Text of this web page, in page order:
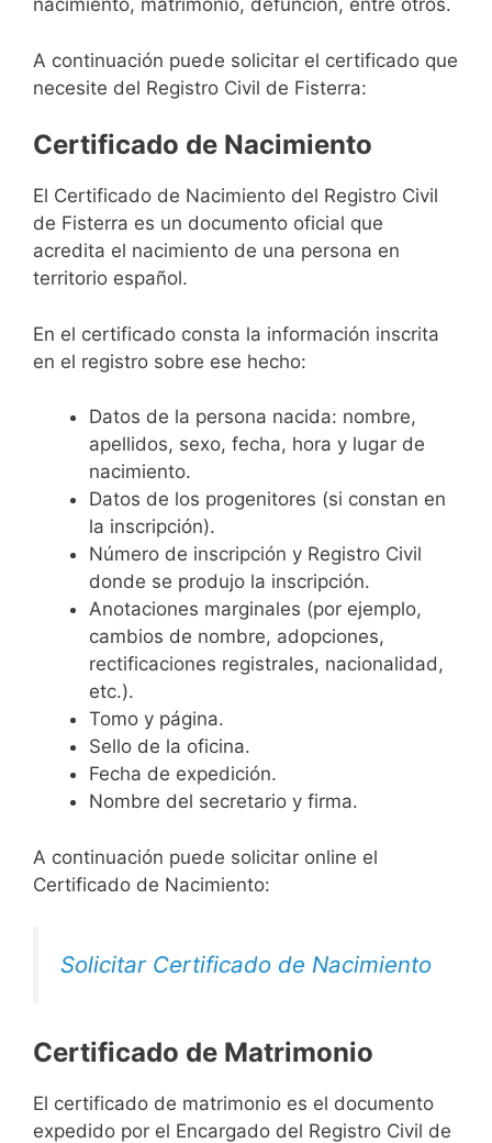
nacimiento, matrimonio, defunción, entre otros.
A continuación puede solicitar el certificado que
necesite del Registro Civil de Fisterra:
Certificado de Nacimiento
El Certificado de Nacimiento del Registro Civil
de Fisterra es un documento oficial que
acredita el nacimiento de una persona en
territorio español.
En el certificado consta la información inscrita
en el registro sobre ese hecho:
Datos de la persona nacida: nombre,
apellidos, sexo, fecha, hora y lugar de
nacimiento.
Datos de los progenitores (si constan en
la inscripción).
Número de inscripción y Registro Civil
donde se produjo la inscripción.
Anotaciones marginales (por ejemplo,
cambios de nombre, adopciones,
rectificaciones registrales, nacionalidad,
etc.).
Tomo y página.
Sello de la oficina.
Fecha de expedición.
Nombre del secretario y firma.
A continuación puede solicitar online el
Certificado de Nacimiento:
Solicitar Certificado de Nacimiento
Certificado de Matrimonio
El certificado de matrimonio es el documento
expedido por el Encargado del Registro Civil de